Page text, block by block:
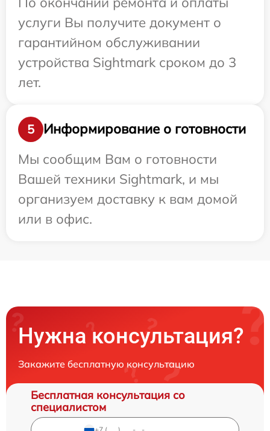
услуги Вы получите документ о
гарантийном обслуживании
устройства Sightmark сроком до 3
лет.
5
Информирование о готовности
Мы сообщим Вам о готовности
Вашей техники Sightmark, и мы
организуем доставку к вам домой
или в офис.
Нужна консультация?
Закажите бесплатную консультацию
Бесплатная консультация со
специалистом